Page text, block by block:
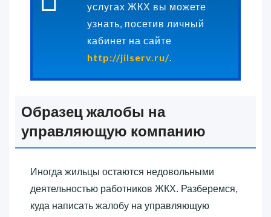
услугах ЖКХ вы можете
узнать, посетив личный
кабинет на сайте
http://jilserv.ru/.
Образец жалобы на
управляющую компанию
Иногда жильцы остаются недовольными
деятельностью работников ЖКХ. Разберемся,
куда написать жалобу на управляющую